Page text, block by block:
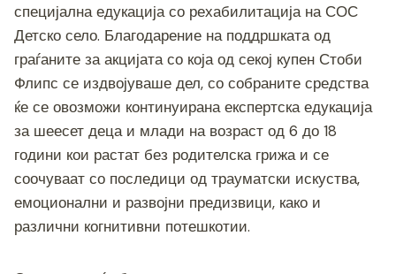
специјална едукација со рехабилитација на СОС
Детско село. Благодарение на поддршката од
граѓаните за акцијата со која од секој купен Стоби
Флипс се издвојуваше дел, со собраните средства
ќе се овозможи континуирана експертска едукација
за шеесет деца и млади на возраст од 6 до 18
години кои растат без родителска грижа и се
соочуваат со последици од трауматски искуства,
емоционални и развојни предизвици, како и
различни когнитивни потешкотии.